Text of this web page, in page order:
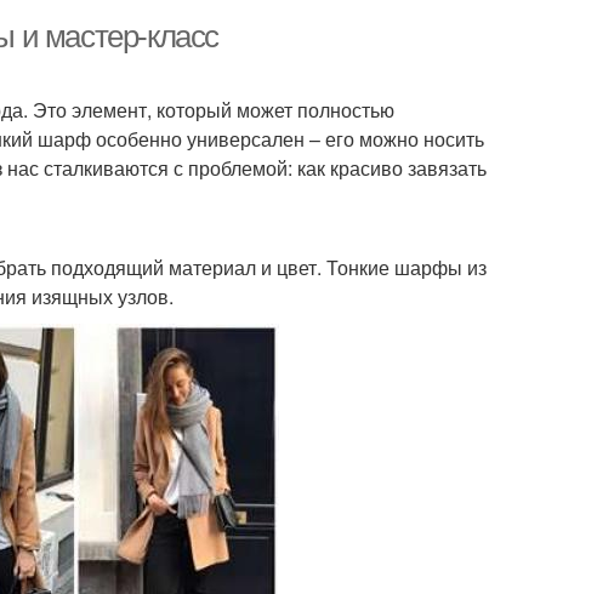
и мастер-класс
Это элемент, который может полностью
шарф особенно универсален – его можно носить
сталкиваются с проблемой: как красиво завязать
подходящий материал и цвет. Тонкие шарфы из
изящных узлов.